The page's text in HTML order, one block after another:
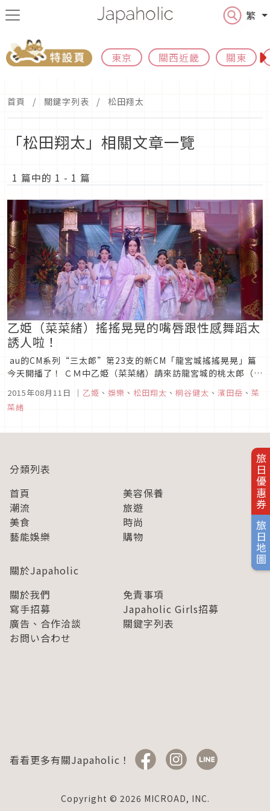
繁
東京 關西近畿 關東
旅日優惠券
旅日地圖
首頁 關鍵字列表 松田翔太
「松田翔太」相關文章一覽
1 篇中的 1 - 1 篇
乙姫（菜菜緒）搖搖晃晃的嘴唇跟性感舞蹈太
誘人啦！
au的CM系列“三太郎”第23支的新CM「龍宮城搖搖晃晃」篇
今天開播了！ ＣＭ中乙姫（菜菜緒）請來訪龍宮城的桃太郎（松
宮城的新菜單－絕美的「龍宮城搖搖晃晃果凍」・・・本次，吃
了一口「龍宮城搖搖晃晃果凍」的浦島太郎陷入妄想的...
2015年08月11日 ｜ 乙姫 、 娛樂 、 松田翔太 、 桐谷健太 、 濱田岳 、 菜
菜緒
分類列表
首頁
美容保養
潮流
旅遊
美食
時尚
藝能娛樂
購物
關於Japaholic
關於我們
免責事項
寫手招募
Japaholic Girls招募
廣告、合作洽談
關鍵字列表
お問い合わせ
看看更多有關Japaholic！
Copyright © 2026 MICROAD, INC.